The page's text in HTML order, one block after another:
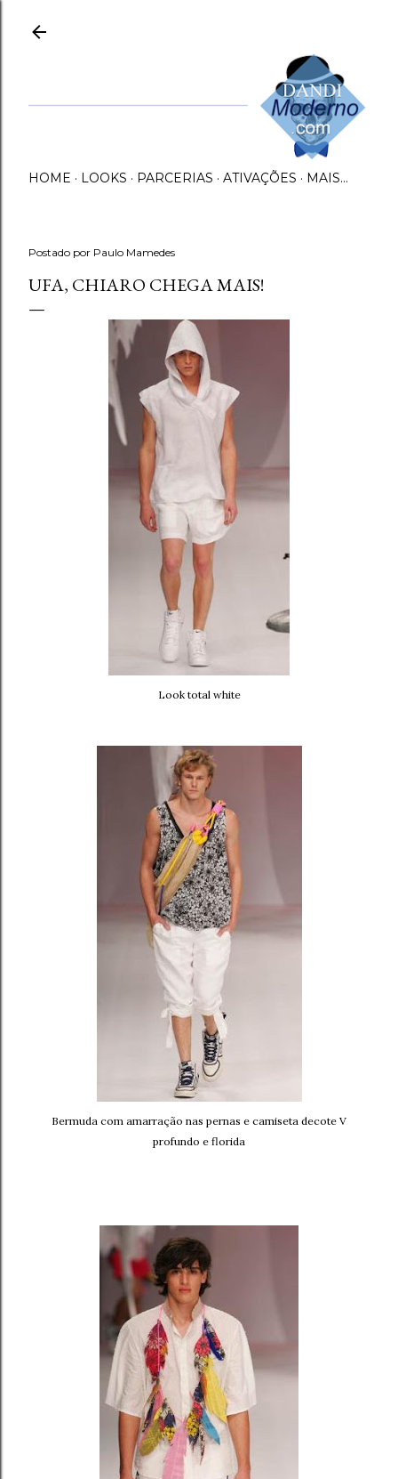
HOME LOOKS PARCERIAS ATIVAÇÕES MAIS…
Postado por Paulo Mamedes
UFA, CHIARO CHEGA MAIS!
Look total white
Bermuda com amarração nas pernas e camiseta decote V
profundo e florida